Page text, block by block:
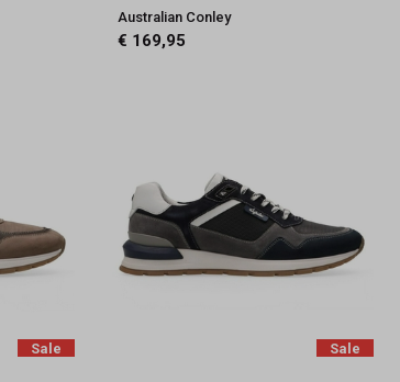
Australian Conley
€ 169,95
Sale Sale